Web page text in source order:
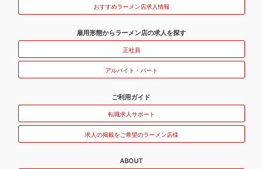
おすすめラーメン店求人情報
雇用形態からラーメン店の求人を探す
正社員
アルバイト・パート
ご利用ガイド
転職求人サポート
求人の掲載をご希望のラーメン店様
ABOUT